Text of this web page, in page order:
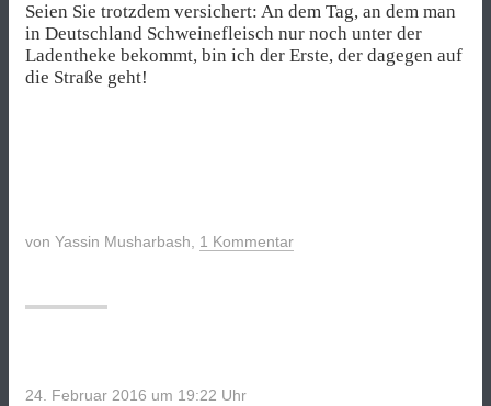
Seien Sie trotzdem versichert: An dem Tag, an dem man
in Deutschland Schweinefleisch nur noch unter der
Ladentheke bekommt, bin ich der Erste, der dagegen auf
die Straße geht!
von Yassin Musharbash 1 Kommentar
24. Februar 2016 um 19:22 Uhr